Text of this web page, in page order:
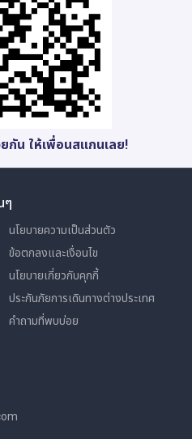
กัน ให้เพื่อนสแกนเลย!
ๆ
นโยบายความเป็นส่วนตัว
ข้อตกลงและเงื่อนไข
นโยบายเกี่ยวกับคุกกี้
ประกันภัยการเดินทางต่างประเทศ
คำถามที่พบบ่อย